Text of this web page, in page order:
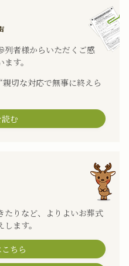
列者様からいただくご感
す。
親切な対応で無事に終えら
む
たりなど、よりよいお葬式
ます。
ちら